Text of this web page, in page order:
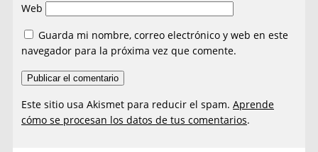
Web
Guarda mi nombre, correo electrónico y web en este
navegador para la próxima vez que comente.
Este sitio usa Akismet para reducir el spam.Aprende
cómo se procesan los datos de tus comentarios.